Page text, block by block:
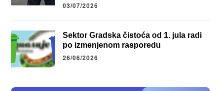
03/07/2026
Sektor Gradska čistoća od 1. jula radi
po izmenjenom rasporedu
26/06/2026